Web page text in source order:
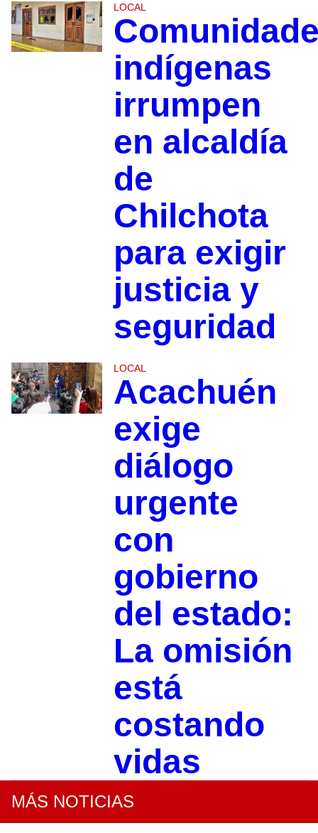
LOCAL
indígenas
irrumpen
en alcaldía
de
Chilchota
para exigir
justicia y
seguridad
LOCAL
Acachuén
exige
diálogo
urgente
con
gobierno
del estado:
La omisión
está
costando
vidas
MÁS NOTICIAS